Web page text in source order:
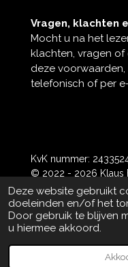
Deze website gebruikt
doeleinden en/of het
Door gebruik te blijven
u hiermee akkoord.
Vragen, klachten
Mocht u na het
klachten, vragen
deze voorwaarden,
telefonisch of per
KvK nummer:
© 2022 - 2026 Klaus
Powered by JouwWeb